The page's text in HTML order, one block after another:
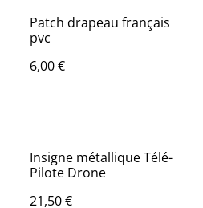
Patch drapeau français
pvc
6,00 €
Insigne métallique Télé-
Pilote Drone
21,50 €